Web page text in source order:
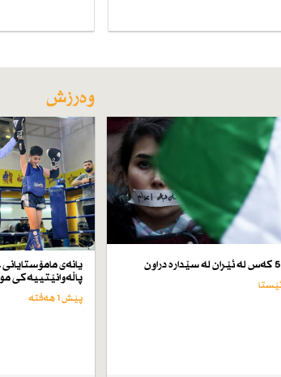
وەرزش
یانەی
پاڵەوانێتییەكی
پێش 1 هەفتە